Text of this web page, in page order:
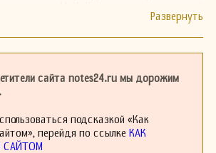
России «Великой армией» Наполеона, Гаазе
войск. В Варшаве музыкант
с Гуммелем и молодым
и аранжировок для военного хора, в
числе музыки гимна "Боже, царя храни",
Львову. Некоторые из маршей
сайта notes24.ru мы дорожим
подсказкой «Как
перейдя по ссылке КАК
САЙТОМ